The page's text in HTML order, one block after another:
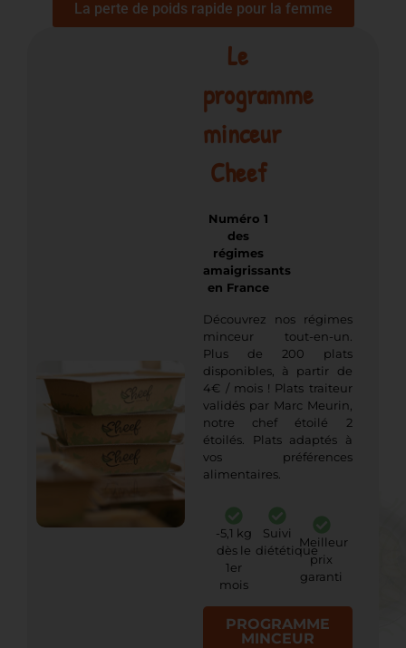
La perte de poids rapide pour la femme
Le
programme
minceur
Cheef
Numéro 1
des
régimes
amaigrissants
en France
Découvrez nos régimes
minceur tout-en-un.
Plus de 200 plats
disponibles, à partir de
4€ / mois ! Plats traiteur
validés par Marc Meurin,
notre chef étoilé 2
étoilés. Plats adaptés à
vos préférences
alimentaires.
-5,1 kg
dès le
1er
mois
Suivi
diététique
Meilleur
prix
garanti
PROGRAMME
MINCEUR